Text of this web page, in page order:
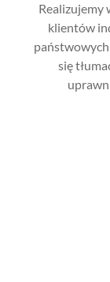
Realizujemy
klientów
państwowych
się